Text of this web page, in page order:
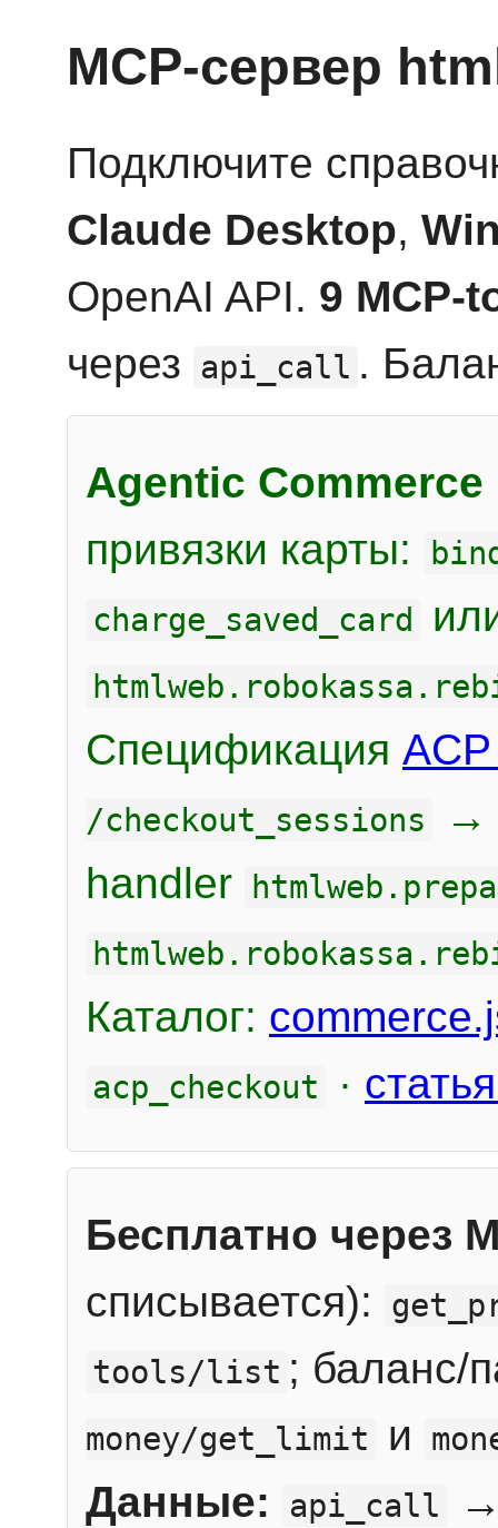
MCP-сервер
Подключите
Claude Desktop,
OpenAI API. 9 MCP-
через api_call .
Agentic Commerce
привязки карты:
charge_saved_card
Спецификация
/checkout_sessions
handler
Каталог:
acp_checkout ·
Бесплатно через
списывается):
tools/list ; баланс/
money/get_limit и
Данные: api_call